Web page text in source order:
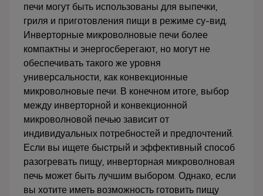
печи могут быть использованы для выпечки,
гриля и приготовления пищи в режиме су-вид.
Инверторные микроволновые печи более
компактны и энергосберегают, но могут не
обеспечивать такого же уровня
универсальности, как конвекционные
микроволновые печи. В конечном итоге, выбор
между инверторной и конвекционной
микроволновой печью зависит от
индивидуальных потребностей и предпочтений.
Если вы ищете быстрый и эффективный способ
разогревать пищу, инверторная микроволновая
печь может быть лучшим выбором. Однако, если
вы хотите иметь возможность готовить пищу